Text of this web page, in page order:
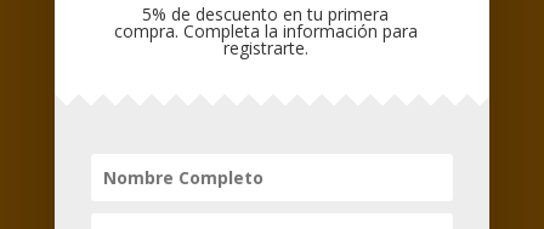


5% de descuento en tu primera
compra. Completa la información para
registrarte.